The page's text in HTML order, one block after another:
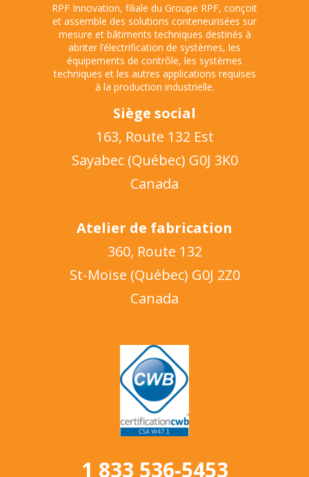
RPF Innovation, filiale du Groupe RPF, conçoit
et assemble des solutions conteneurisées sur
mesure et bâtiments techniques destinés à
abriter l’électrification de systèmes, les
équipements de contrôle, les systèmes
techniques et les autres applications requises
à la production industrielle.
Siège social
163, Route 132 Est
Sayabec (Québec) G0J 3K0
Canada
Atelier de fabrication
360, Route 132
St-Moïse (Québec) G0J 2Z0
Canada
1 833 536-5453